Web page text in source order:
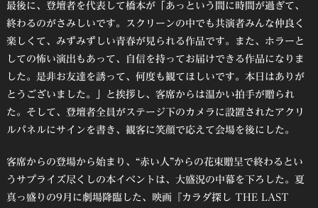
最後に、登壇者を代表して橋本が「あっという間に時間が過ぎて、
終わるのがさみしいです。スクリーンの中でも共演者みんな仲良く
楽しくて、みずみずしい青春が見られる作品です。また、ホラーと
しての怖い演出もあって、自信を持ってお届けできる作品になりま
した。是非お友達を誘って、何度も観てほしいです。本日はありが
とうございました。」と挨拶し、客席からは温かい拍手が贈られ
た。そして、登壇者全員がステージ下のカメラに設置されたアクリ
ルパネルにサインを書き、観客に笑顔で応えて会場を後にした。
客席からの登場から始まり、“赤い人”からの花束贈呈で終わるとい
うサプライズ尽くしの本イベントは、大盛況の中幕を下ろした。夏
真っ盛りの9月に劇場降臨した、映画『カラダ探し THE LAST